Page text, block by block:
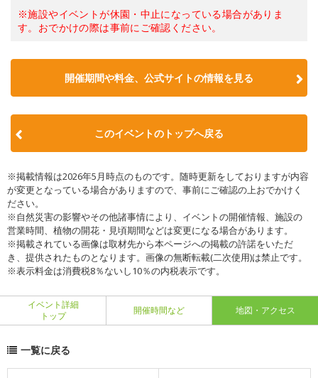
※施設やイベントが休園・中止になっている場合がありま
す。おでかけの際は事前にご確認ください。
開催期間や料金、公式サイトの情報を見る
このイベントのトップへ戻る
※掲載情報は2026年5月時点のものです。随時更新をしておりますが内容
が変更となっている場合がありますので、事前にご確認の上おでかけく
ださい。
※自然災害の影響やその他諸事情により、イベントの開催情報、施設の
営業時間、植物の開花・見頃期間などは変更になる場合があります。
※掲載されている画像は取材先から本ページへの掲載の許諾をいただ
き、提供されたものとなります。画像の無断転載(二次使用)は禁止です。
※表示料金は消費税8％ないし10％の内税表示です。
イベント詳細
トップ
開催時間など 地図・アクセス
一覧に戻る